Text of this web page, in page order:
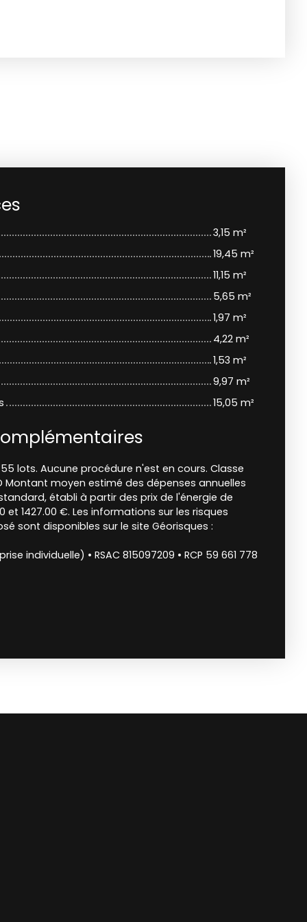
3,15 m²
19,45 m²
11,15 m²
5,65 m²
1,97 m²
4,22 m²
1,53 m²
9,97 m²
15,05 m²
lots. Aucune procédure n'est en cours. Classe
Montant moyen estimé des dépenses annuelles
établi à partir des prix de l'énergie de
et 1427.00 €. Les informations sur les risques
sont disponibles sur le site Géorisques :
individuelle) • RSAC 815097209 • RCP 59 661 778